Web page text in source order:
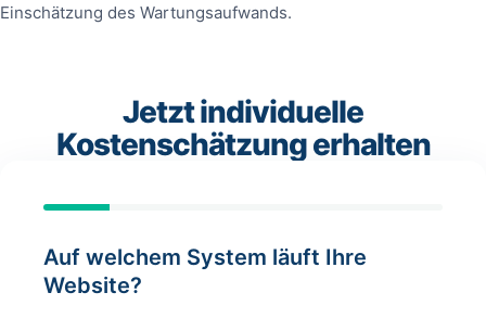
Einschätzung des Wartungsaufwands.
Jetzt individuelle
Kostenschätzung erhalten
Auf welchem System läuft Ihre
Website?